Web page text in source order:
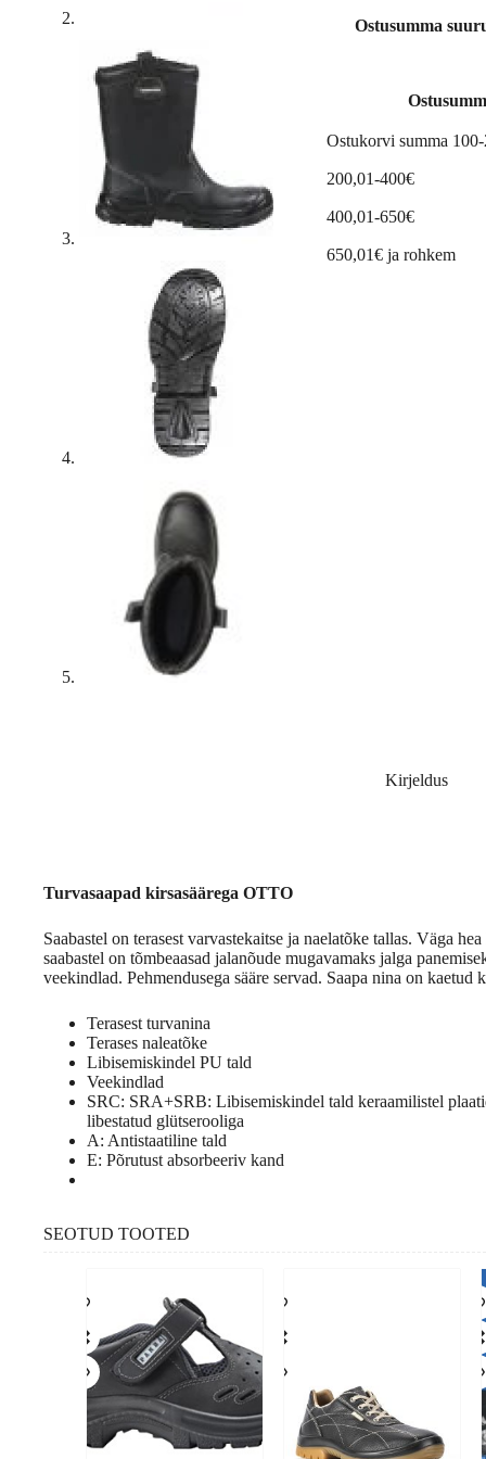
Ostusumma
Ostukorvi summa
200,01-400€
400,01-650€
650,01€ ja rohkem
Kirjeldus
Turvasaapad kirsasäärega OTTO
Saabastel on terasest varvastekaitse ja naelatõke tallas. Väga
saabastel on tõmbeaasad jalanõude mugavamaks jalga
veekindlad. Pehmendusega sääre servad. Saapa nina on kaetud
Terasest turvanina
Terases naleatõke
Libisemiskindel PU tald
Veekindlad
SRC: SRA+SRB: Libisemiskindel tald keraamilistel
libestatud glütserooliga
A: Antistaatiline tald
E: Põrutust absorbeeriv kand
SEOTUD TOOTED